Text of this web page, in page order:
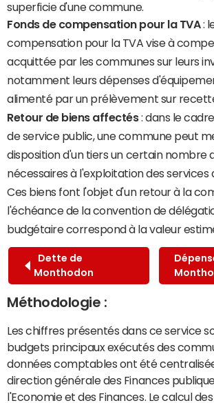
superficie d'une commune.
Fonds de compensation pour la TVA:
compensation pour la TVA vise à
acquittée par les communes sur leurs
notamment leurs dépenses
alimenté par un prélèvement sur
Retour de biens affectés: dans le
de service public, une commune peut
disposition d'un tiers un certain nombre
nécessaires à l'exploitation des services
Ces biens font l'objet d'un retour à la
l'échéance de la convention de
budgétaire correspond à la valeur
Dette de
Monthodon
Méthodologie :
Les chiffres présentés dans ce service
budgets principaux exécutés des
données comptables ont été
direction générale des Finances
l'Economie et des Finances. Le calcul